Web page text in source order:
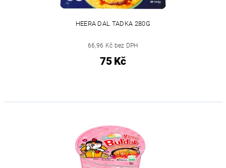
HEERA DAL TADKA 280G
66,96 Kč bez DPH
75 Kč